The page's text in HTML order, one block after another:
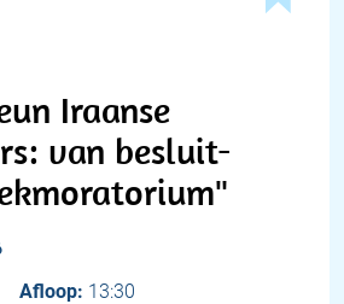
Iraanse
van besluit-
Afloop: 13:30